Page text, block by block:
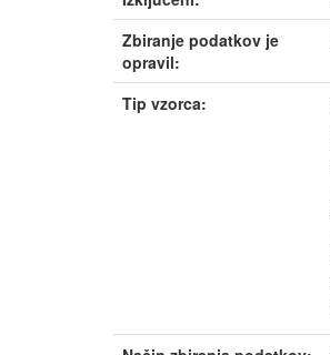
Zbiranje podatkov je
opravil:
Tip vzorca: